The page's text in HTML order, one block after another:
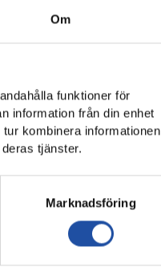
Om
funktioner för
information från din enhet
kombinera informationen
tjänster.
Marknadsföring
att vara så ung.
Att vi
Dennis
som vi har att
spelare och
den delen. IFK